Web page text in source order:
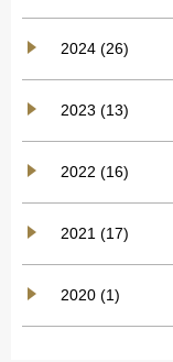
2024 (26)
2023 (13)
2022 (16)
2021 (17)
2020 (1)